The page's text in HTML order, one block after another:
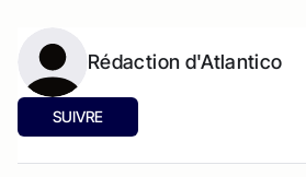
Rédaction d'Atlantico
SUIVRE